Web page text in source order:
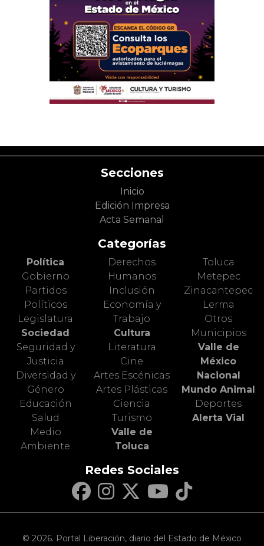
Secciones
Inicio
Edición Impresa
Acta Semanal
Categorías
Política
Gobierno
Partidos
Políticos
Legislatura
Sociedad
Seguridad y
Justicia
Diversidad y
Género
Educación
Salud
Medio
Ambiente
Derechos
Humanos
Inclusión
Economía y
Trabajo
Cultura
Literatura
Cine
Artes Escénicas
Artes Plásticas
Ciencia
Turismo
Valle de
Toluca
Toluca
Metepec
Zinacantepec
Lerma
Otros
Municipios
Valle de
México
Nacional
Mundo Animal
Deportes
Alerta Vial
Redes Sociales
© 2026. Portal Liberación, diario del Estado de México